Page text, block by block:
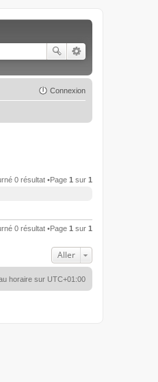
Connexion
0 résultat •Page 1 sur 1
0 résultat •Page 1 sur 1
Aller
horaire sur UTC+01:00